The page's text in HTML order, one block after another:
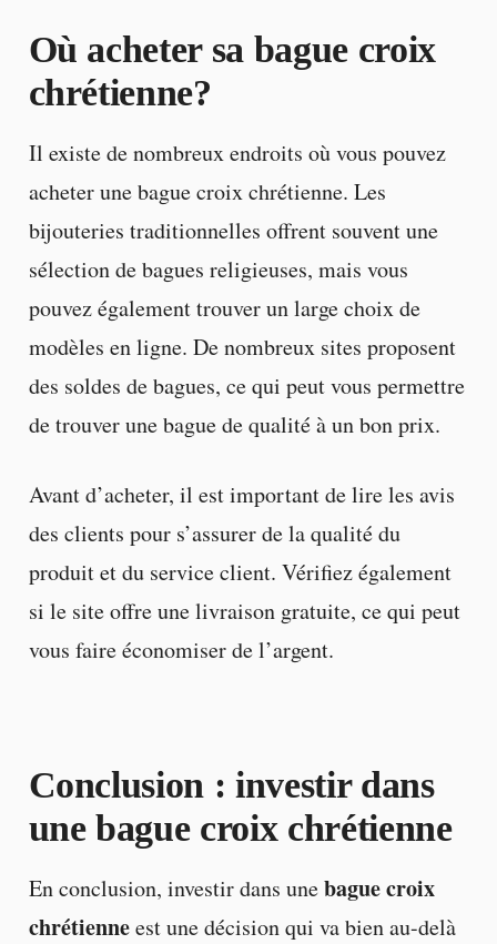
Où acheter sa bague croix
chrétienne?
Il existe de nombreux endroits où vous pouvez
acheter une bague croix chrétienne. Les
bijouteries traditionnelles offrent souvent une
sélection de bagues religieuses, mais vous
pouvez également trouver un large choix de
modèles en ligne. De nombreux sites proposent
des soldes de bagues, ce qui peut vous permettre
de trouver une bague de qualité à un bon prix.
Avant d’acheter, il est important de lire les avis
des clients pour s’assurer de la qualité du
produit et du service client. Vérifiez également
si le site offre une livraison gratuite, ce qui peut
vous faire économiser de l’argent.
Conclusion : investir dans
une bague croix chrétienne
En conclusion, investir dans unebague croix
chrétienneest une décision qui va bien au-delà